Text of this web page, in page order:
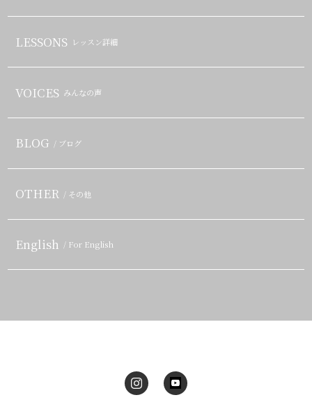
LESSONS レッスン詳細
VOICES みんなの声
BLOG / ブログ
OTHER / その他
English / For English